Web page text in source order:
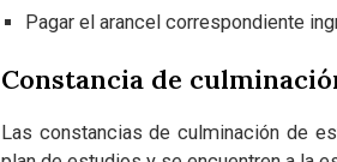
Pagar el arancel correspondiente
Constancia de
Las constancias de culminación de